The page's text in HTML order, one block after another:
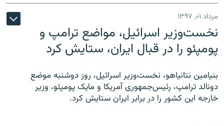
مرداد ۰۱, ۱۳۹۷
نخست‌وزیر اسرائیل، مواضع ترامپ و
پومپئو را در قبال ایران، ستایش کرد
بنیامین نتانیاهو، نخست‌وزیر اسرائیل، روز دوشنبه موضع
دونالد ترامپ، رئیس‌جمهوری آمریکا و مایک پومپئو، وزیر
خارجه این کشور را در برابر ایران ستایش کرد.